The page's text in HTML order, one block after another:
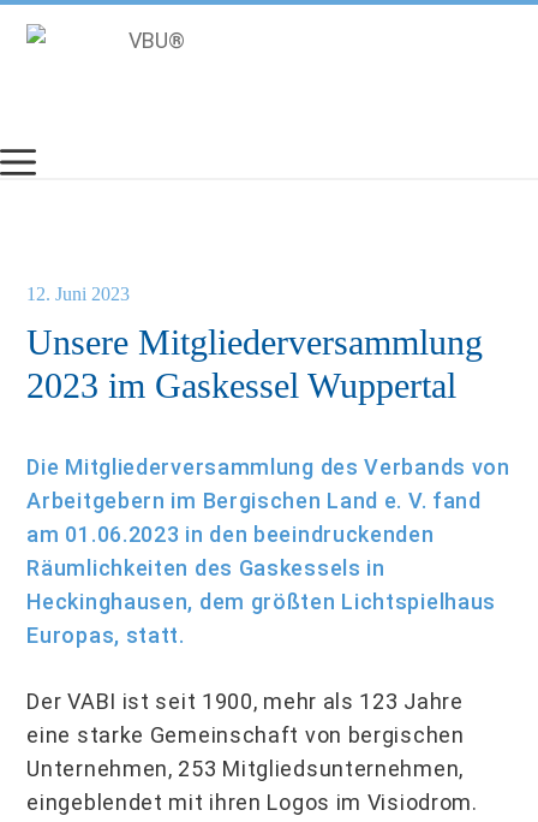
Inhalt
Unsere Mitgliederversammlung
2023 im Gaskessel Wuppertal
12. Juni 2023
Die Mitgliederversammlung des Verbands von
Arbeitgebern im Bergischen Land e. V. fand
am 01.06.2023 in den beeindruckenden
Räumlichkeiten des Gaskessels in
Heckinghausen, dem größten Lichtspielhaus
Europas, statt.
Der VABI ist seit 1900, mehr als 123 Jahre
eine starke Gemeinschaft von bergischen
Unternehmen, 253 Mitgliedsunternehmen,
eingeblendet mit ihren Logos im Visiodrom.